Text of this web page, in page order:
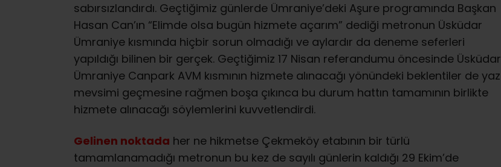
sabırsızlandırdı. Geçtiğimiz günlerde Ümraniye’deki Aşure programında Başkan
Hasan Can’ın “Elimde olsa bugün hizmete açarım” dediği metronun Üsküdar
Ümraniye kısmında hiçbir sorun olmadığı ve aylardır da deneme seferleri
yapıldığı bilinen bir gerçek. Geçtiğimiz 17 Nisan referandumu öncesinde Üsküdar
Ümraniye Canpark AVM kısmının hizmete alınacağı yönündeki beklentiler de yaz
mevsimi geçmesine rağmen boşa çıkınca bu durum hattın tamamının birlikte
hizmete alınacağı söylemlerini kuvvetlendirdi.
Gelinen noktada her ne hikmetse Çekmeköy etabının bir türlü
tamamlanamadığı metronun bu kez de sayılı günlerin kaldığı 29 Ekim’de